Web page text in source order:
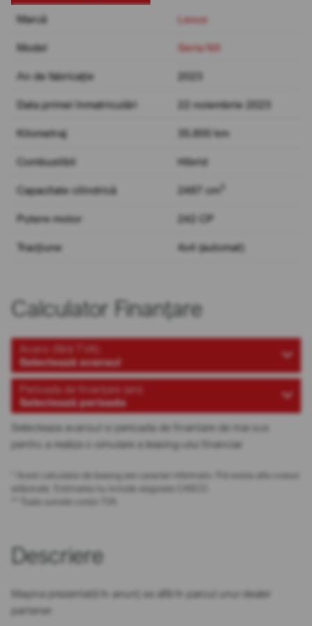
Marcă
Lexus
Model Seria NX
An de fabricație 2023
Data primei înmatriculări 22 noiembrie 2023
Kilometraj 35.800 km
Combustibil Hibrid
Capacitate cilindrică 2487 cm
Putere motor 242 CP
Tracțiune 4x4 (automat)
Calculator Finanțare
Avans (fără TVA)
Selectează avansul
Perioada de finanțare (ani)
Selectează perioada
Selecteaza avansul si perioada de finantare de mai sus
pentru a realiza o simulare a leasing-ului financiar.
* Acest calculator de leasing are caracter informativ. Pot exista alte costuri
adiționale. Estimarea nu include asigurare CASCO.
** Toate sumele conțin TVA.
Descriere
Mașina prezentată în anunț se află în parcul unui dealer
partener.